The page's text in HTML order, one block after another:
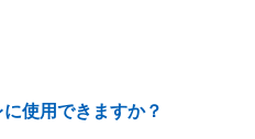
使用できますか？